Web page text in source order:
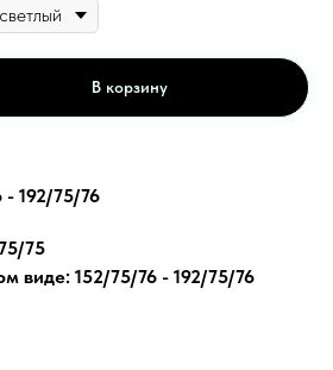
В корзину
- 192/75/76
75
виде: 152/75/76 - 192/75/76